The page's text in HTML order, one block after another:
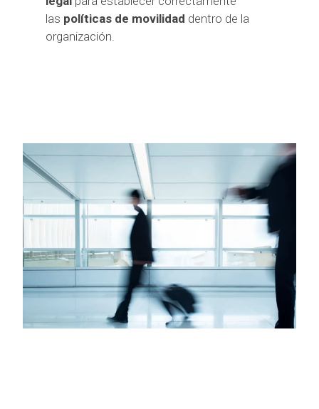
las políticas de movilidad dentro de la
organización.